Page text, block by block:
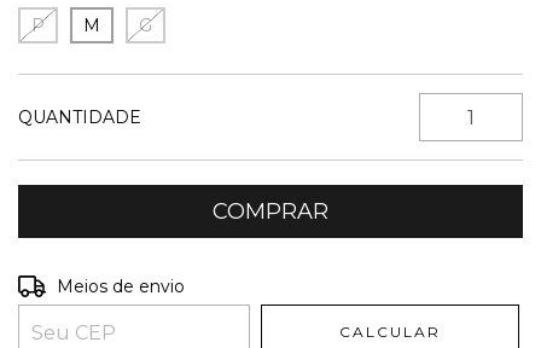
P
M G
QUANTIDADE
Entregas para o CEP:
Meios de envio
CALCULAR